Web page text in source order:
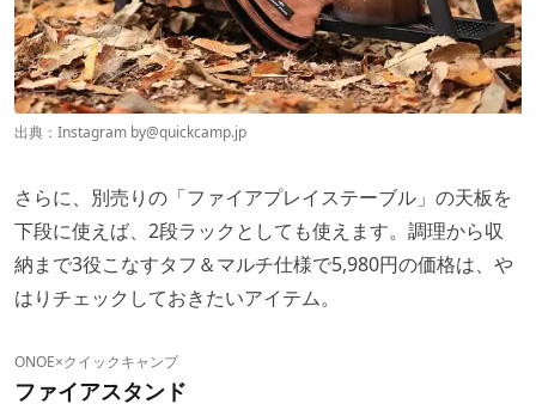
出典：Instagram by@quickcamp.jp
さらに、別売りの「ファイアプレイステーブル」の天板を
下段に使えば、2段ラックとしても使えます。調理から収
納まで3役こなすタフ＆マルチ仕様で5,980円の価格は、や
はりチェックしておきたいアイテム。
ONOE×クイックキャンプ
ファイアスタンド